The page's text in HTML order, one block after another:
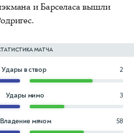
и Барселаса вышли
МАТЧА
Удары в створ 2
Удары мимо 3
Владение мячом 58